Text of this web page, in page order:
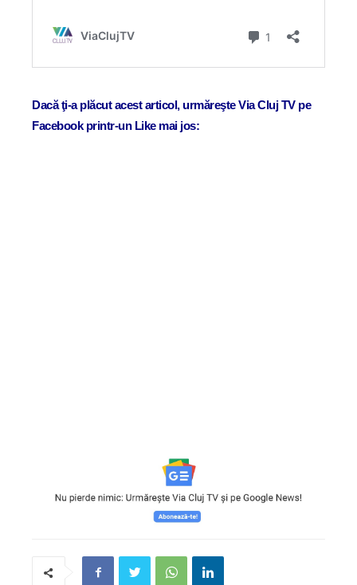
Dacă ţi-a plăcut acest articol, urmăreşte Via Cluj TV pe
Facebook printr-un Like mai jos: